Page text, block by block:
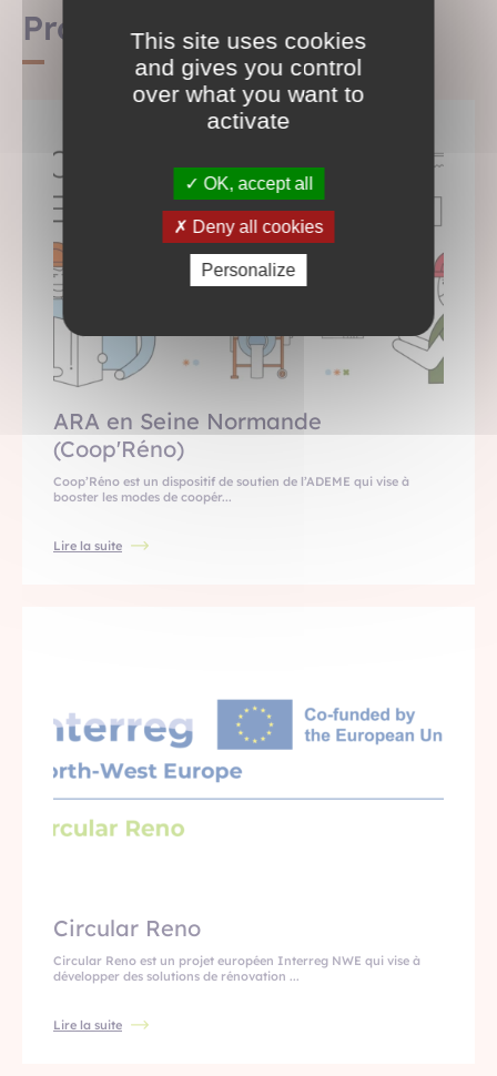
Projets normands
ARA en Seine Normande
(Coop'Réno)
Coop’Réno est un dispositif de soutien de l’ADEME qui vise à
booster les modes de coopér...
Lire la suite
Circular Reno
Circular Reno est un projet européen Interreg NWE qui vise à
développer des solutions de rénovation ...
Lire la suite
This site uses cookies
and gives you control
over what you want to
activate
OK, accept all
Deny all cookies
Personalize